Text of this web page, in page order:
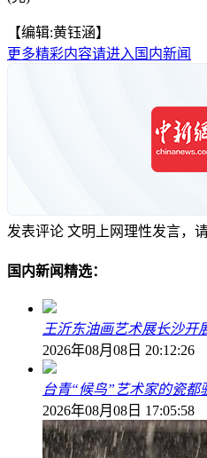
【编辑:黄钰涵】
更多精彩内容请进入国内新闻
发表评论 文明上网理性发言，
国内新闻精选：
王沂东油画艺术展长沙开
2026年08月08日 20:12:26
台青“候鸟”艺术家的瓷
2026年08月08日 17:05:58